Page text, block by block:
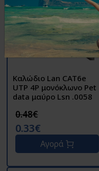
Καλώδιο Lan CAT6e
UTP 4P μονόκλωνο Pet
data μαύρο Lsn .0058
0.48€
0.33€
Αγορά